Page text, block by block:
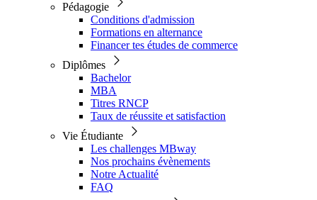
Pédagogie
Conditions d'admission
Formations en alternance
Financer tes études de commerce
Diplômes
Bachelor
MBA
Titres RNCP
Taux de réussite et satisfaction
Vie Étudiante
Les challenges MBway
Nos prochains évènements
Notre Actualité
FAQ